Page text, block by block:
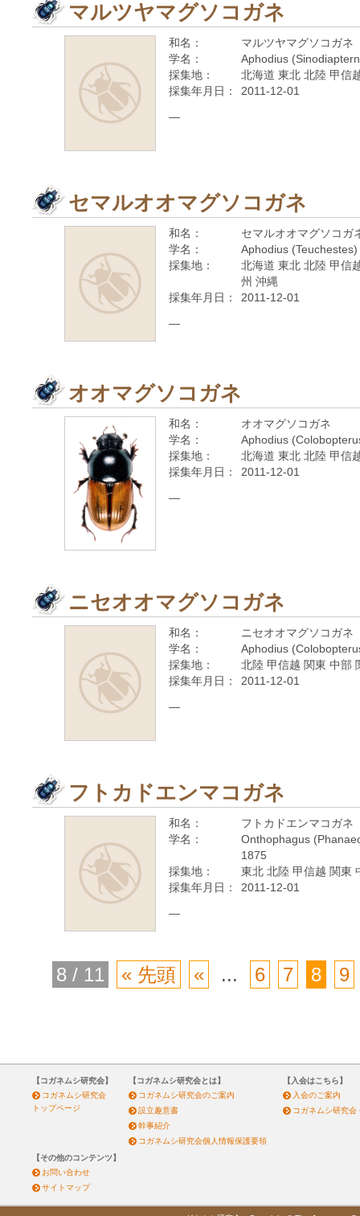
マルツヤマグソコガネ
和名：
マルツヤマグソコガネ
学名：
Aphodius
採集地：
北海道 東北 北陸 甲信
採集年月日：
2011-12-01
—
セマルオオマグソコガネ
和名：
セマルオオマグソコガ
学名：
Aphodius
採集地：
北海道 東北 北陸 甲信
州 沖縄
採集年月日：
2011-12-01
—
オオマグソコガネ
和名：
オオマグソコガネ
学名：
Aphodius
採集地：
北海道 東北 北陸 甲信
採集年月日：
2011-12-01
—
ニセオオマグソコガネ
和名：
ニセオオマグソコガネ
学名：
Aphodius
採集地：
北陸 甲信越 関東 中部
採集年月日：
2011-12-01
—
フトカドエンマコガネ
和名：
フトカドエンマコガネ
学名：
Onthophagus
1875
採集地：
東北 北陸 甲信越 関東
採集年月日：
2011-12-01
—
8 / 11 « 先頭 « ... 6 7 8 9
【コガネムシ研究会】
コガネムシ研究会
トップページ
【コガネムシ研究会とは】
コガネムシ研究会のご案内
設立趣意書
幹事紹介
コガネムシ研究会個人情報保護要領
【入会はこちら】
入会のご案内
コガネムシ研究会
【その他のコンテンツ】
お問い合わせ
サイトマップ